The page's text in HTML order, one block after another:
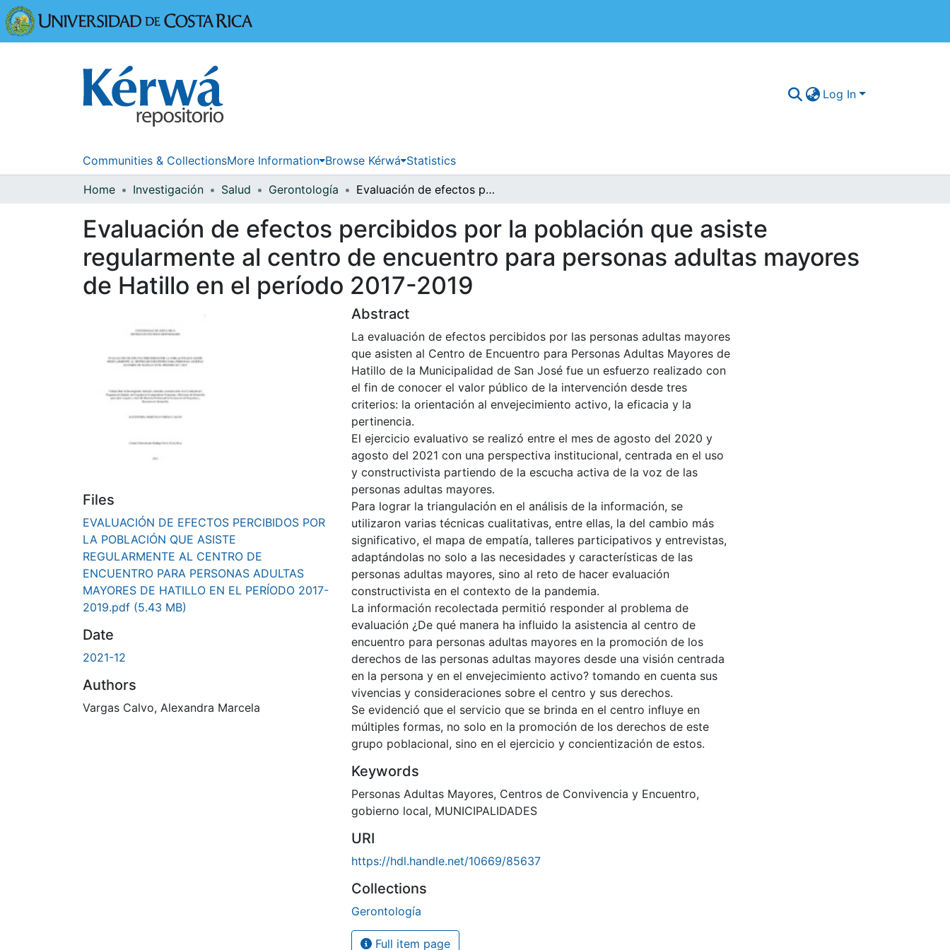
Log In
Communities & CollectionsMore Information Browse Kérwá Statistics
Home Investigación Salud Gerontología Evaluación de efectos percibidos por la población que asiste regularmente al centro de encuentro para personas adultas mayores de Hatillo en el período 2017-2019
Evaluación de efectos percibidos por la población que asiste
regularmente al centro de encuentro para personas adultas mayores
de Hatillo en el período 2017-2019
Files
EVALUACIÓN DE EFECTOS PERCIBIDOS POR
LA POBLACIÓN QUE ASISTE
REGULARMENTE AL CENTRO DE
ENCUENTRO PARA PERSONAS ADULTAS
MAYORES DE HATILLO EN EL PERÍODO 2017-
2019.pdf (5.43 MB)
Date
2021-12
Authors
Vargas Calvo, Alexandra Marcela
Abstract
La evaluación de efectos percibidos por las personas adultas mayores
que asisten al Centro de Encuentro para Personas Adultas Mayores de
Hatillo de la Municipalidad de San José fue un esfuerzo realizado con
el fin de conocer el valor público de la intervención desde tres
criterios: la orientación al envejecimiento activo, la eficacia y la
pertinencia.
El ejercicio evaluativo se realizó entre el mes de agosto del 2020 y
agosto del 2021 con una perspectiva institucional, centrada en el uso
y constructivista partiendo de la escucha activa de la voz de las
personas adultas mayores.
Para lograr la triangulación en el análisis de la información, se
utilizaron varias técnicas cualitativas, entre ellas, la del cambio más
significativo, el mapa de empatía, talleres participativos y entrevistas,
adaptándolas no solo a las necesidades y características de las
personas adultas mayores, sino al reto de hacer evaluación
constructivista en el contexto de la pandemia.
La información recolectada permitió responder al problema de
evaluación ¿De qué manera ha influido la asistencia al centro de
encuentro para personas adultas mayores en la promoción de los
derechos de las personas adultas mayores desde una visión centrada
en la persona y en el envejecimiento activo? tomando en cuenta sus
vivencias y consideraciones sobre el centro y sus derechos.
Se evidenció que el servicio que se brinda en el centro influye en
múltiples formas, no solo en la promoción de los derechos de este
grupo poblacional, sino en el ejercicio y concientización de estos.
Keywords
Personas Adultas Mayores, Centros de Convivencia y Encuentro,
gobierno local, MUNICIPALIDADES
URI
https://hdl.handle.net/10669/85637
Collections
Gerontología
Full item page